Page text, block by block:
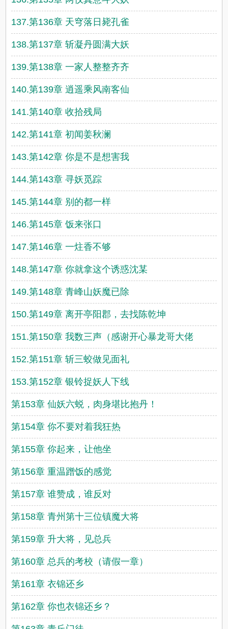
137.第136章 天穹落日毙孔雀
138.第137章 斩凝丹圆满大妖
139.第138章 一家人整整齐齐
140.第139章 逍遥乘风南客仙
141.第140章 收拾残局
142.第141章 初闻姜秋澜
143.第142章 你是不是想害我
144.第143章 寻妖觅踪
145.第144章 别的都一样
146.第145章 饭来张口
147.第146章 一炷香不够
148.第147章 你就拿这个诱惑沈某
149.第148章 青峰山妖魔已除
150.第149章 离开亭阳郡，去找陈乾坤
151.第150章 我数三声（感谢开心暴龙哥大佬
152.第151章 斩三蛟做见面礼
153.第152章 银铃捉妖人下线
第153章 仙妖六蜕，肉身堪比抱丹！
第154章 你不要对着我狂热
第155章 你起来，让他坐
第156章 重温蹭饭的感觉
第157章 谁赞成，谁反对
第158章 青州第十三位镇魔大将
第159章 升大将，见总兵
第160章 总兵的考校（请假一章）
第161章 衣锦还乡
第162章 你也衣锦还乡？